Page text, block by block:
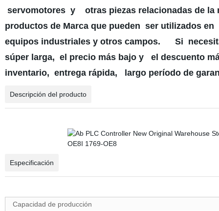
servomotores y otras piezas relacionadas de la
productos de Marca que pueden ser utilizados
equipos industriales y otros campos. Si
súper larga, el precio más bajo y el descuento
inventario, entrega rápida, largo período de
Descripción del producto
Especificación
Capacidad de producción